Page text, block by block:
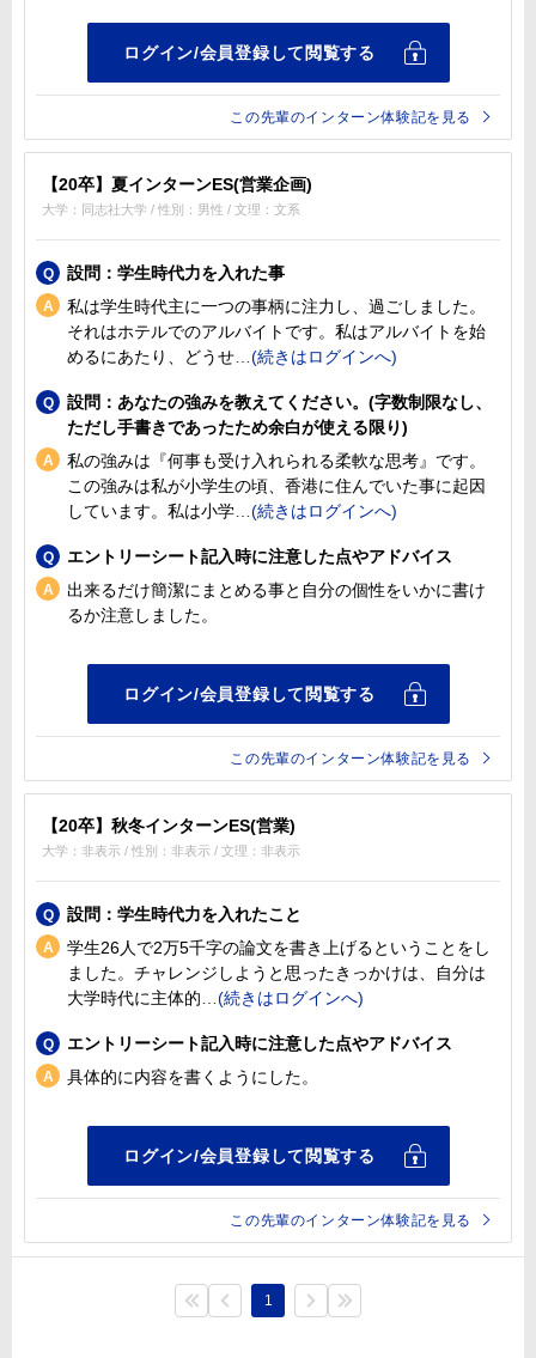
この先輩のインターン体験記を見る
【20卒】夏インターンES(営業企画)
大学：同志社大学 / 性別：男性 / 文理：文系
設問：学生時代力を入れた事
私は学生時代主に一つの事柄に注力し、過ごしました。
それはホテルでのアルバイトです。私はアルバイトを始
めるにあたり、どうせ
設問：あなたの強みを教えてください。(字数制限なし、
ただし手書きであったため余白が使える限り)
私の強みは『何事も受け入れられる柔軟な思考』です。
この強みは私が小学生の頃、香港に住んでいた事に起因
しています。私は小学
エントリーシート記入時に注意した点やアドバイス
出来るだけ簡潔にまとめる事と自分の個性をいかに書け
るか注意しました。
この先輩のインターン体験記を見る
【20卒】秋冬インターンES(営業)
大学：非表示 / 性別：非表示 / 文理：非表示
設問：学生時代力を入れたこと
学生26人で2万5千字の論文を書き上げるということをし
ました。チャレンジしようと思ったきっかけは、自分は
大学時代に主体的
エントリーシート記入時に注意した点やアドバイス
具体的に内容を書くようにした。
この先輩のインターン体験記を見る
1